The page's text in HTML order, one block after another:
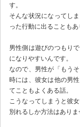
す。
そんな状況になってし
った行動に出ることもあ
男性側は遊びのつもり
になりやすいんです。
なので、男性が「もう
時には、彼女は他の男
てこともよくある話。
こうなってしまうと彼
別れるしか方法はありま